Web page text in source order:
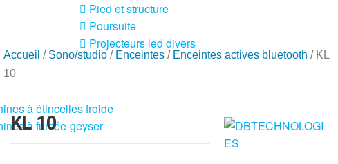
Pied et structure
Poursuite
Projecteurs led divers
à étincelles froide
à fumée-geyser
Accueil / Sono/studio / Enceintes / Enceintes actives bluetooth / KL
10
KL 10